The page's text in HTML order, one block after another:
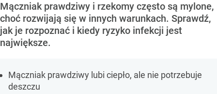
Mączniak prawdziwy i rzekomy często są mylone,
choć rozwijają się w innych warunkach. Sprawdź,
jak je rozpoznać i kiedy ryzyko infekcji jest
największe.
Mączniak prawdziwy lubi ciepło, ale nie potrzebuje
deszczu